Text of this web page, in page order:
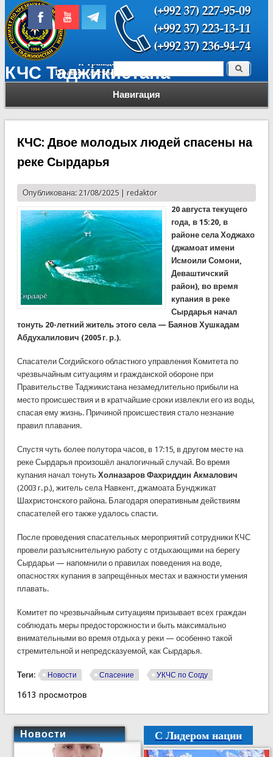
КЧС Таджикистана
Навигация
Форма поиска Поиск
КЧС: Двое молодых людей спасены на
реке Сырдарья
Опубликована: 21/08/2025 | redaktor
20 августа текущего
года, в 15:20, в
районе села Ходжахо
(джамоат имени
Исмоили Сомони,
Деваштичский
район), во время
купания в реке
Сырдарья начал
тонуть 20-летний житель этого села — Баянов Хушкадам
Абдухалилович (2005 г. р.).
Спасатели Согдийского областного управления Комитета по
чрезвычайным ситуациям и гражданской обороне при
Правительстве Таджикистана незамедлительно прибыли на
место происшествия и в кратчайшие сроки извлекли его из воды,
спасая ему жизнь. Причиной происшествия стало незнание
правил плавания.
Спустя чуть более полутора часов, в 17:15, в другом месте на
реке Сырдарья произошёл аналогичный случай. Во время
купания начал тонуть Холназаров Фахриддин Акмалович
(2003 г. р.), житель села Навкент, джамоата Бунджикат
Шахристонского района. Благодаря оперативным действиям
спасателей его также удалось спасти.
После проведения спасательных мероприятий сотрудники КЧС
провели разъяснительную работу с отдыхающими на берегу
Сырдарьи — напомнили о правилах поведения на воде,
опасностях купания в запрещённых местах и важности умения
плавать.
Комитет по чрезвычайным ситуациям призывает всех граждан
соблюдать меры предосторожности и быть максимально
внимательными во время отдыха у реки — особенно такой
стремительной и непредсказуемой, как Сырдарья.
Теги: Новости Спасение УКЧС по Согду
1613 просмотров
Новости С Лидером нации